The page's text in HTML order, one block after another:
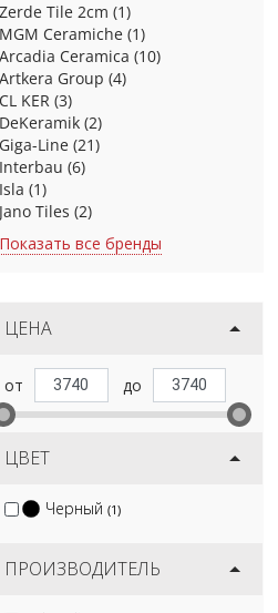
Zerde Tile 2cm (1)
MGM Ceramiche (1)
Arcadia Ceramica (10)
Artkera Group (4)
CL KER (3)
DeKeramik (2)
Giga-Line (21)
Interbau (6)
Isla (1)
Jano Tiles (2)
Показать все бренды
ЦЕНА
ЦВЕТ
Черный (1)
ПРОИЗВОДИТЕЛЬ